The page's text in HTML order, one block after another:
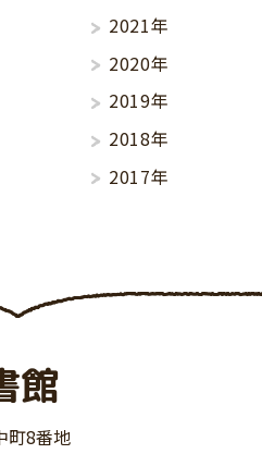
2021年
2020年
2019年
2018年
2017年
館
町8番地